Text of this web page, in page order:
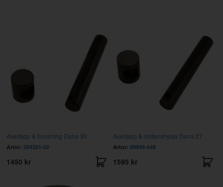
Axeltapp & bussning Dana 30
Artnr: 384201-02
1450 kr
Axeltapp & distanshylsa Dana 27
Artnr: 89949-648
1595 kr